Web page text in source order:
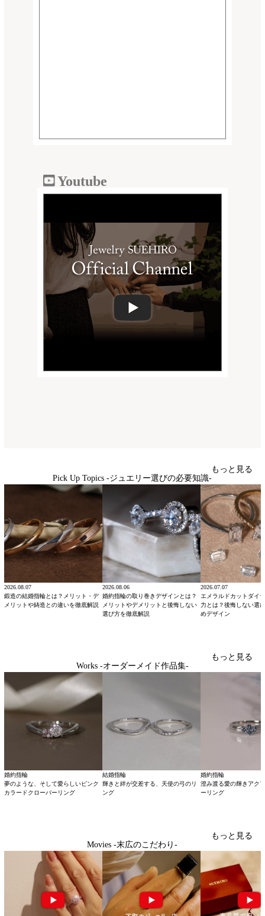
Youtube
Pick Up Topics -ジュエリー選びの必要知識-
もっと見る
2026.08.07
鍛造の結婚指輪とは？メリット・デ
メリットや鋳造との違いを徹底解説
2026.08.06
婚約指輪の取り巻きデザインとは？
メリットやデメリットと後悔しない
選び方を徹底解説
2026.07.07
エメラルドカットダイ
力とは？後悔しない選
めデザイン
Works -オーダーメイド作品集-
もっと見る
婚約指輪
夢のような、そして愛らしいピンク
カラードクローバーリング
結婚指輪
輝きと絆が交差する、天使の弓のリ
ング
婚約指輪
澄み渡る愛の輝きアク
ーリング
Movies -末広のこだわり-
もっと見る